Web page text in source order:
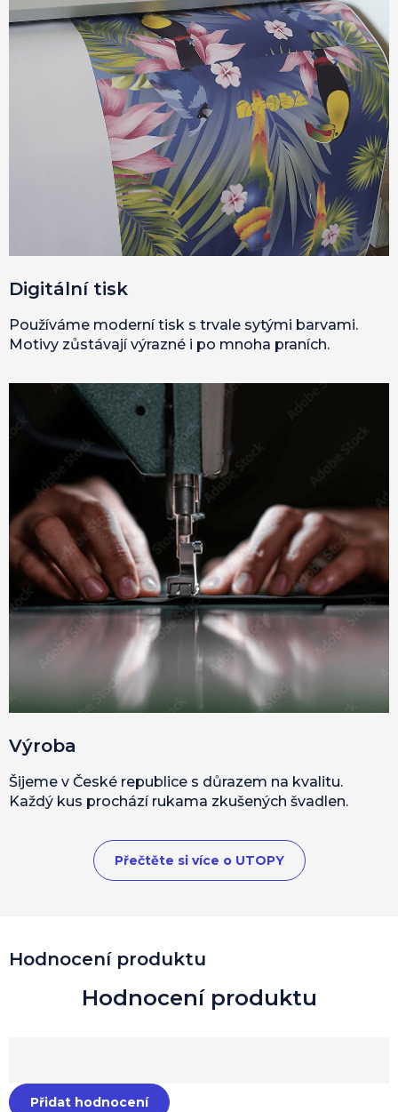
Hodnocení produktu
Přidat hodnocení
Digitální tisk
Používáme moderní tisk s trvale sytými barvami.
Motivy zůstávají výrazné i po mnoha praních.
Výroba
Šijeme v České republice s důrazem na kvalitu.
Každý kus prochází rukama zkušených švadlen.
Přečtěte si více o UTOPY